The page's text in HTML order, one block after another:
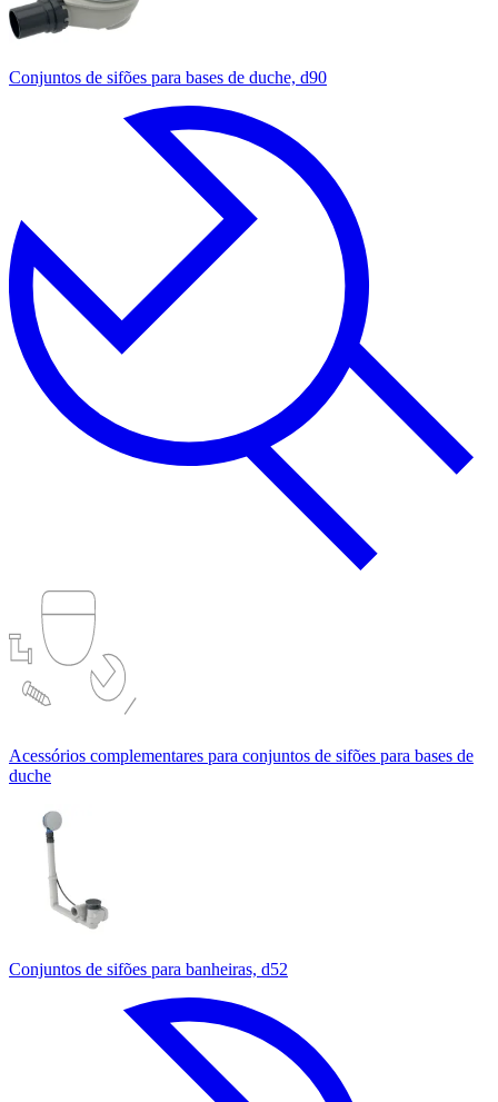
Conjuntos de sifões para bases de duche, d90
Acessórios complementares para conjuntos de sifões para bases de
duche
Conjuntos de sifões para banheiras, d52